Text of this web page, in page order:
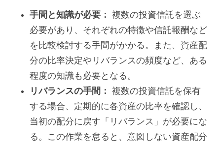
手間と知識が必要： 複数の投資信託を選ぶ
必要があり、それぞれの特徴や信託報酬など
を比較検討する手間がかかる。また、資産配
分の比率決定やリバランスの頻度など、ある
程度の知識も必要となる。
リバランスの手間： 複数の投資信託を保有
する場合、定期的に各資産の比率を確認し、
当初の配分に戻す「リバランス」が必要にな
る。この作業を怠ると、意図しない資産配分